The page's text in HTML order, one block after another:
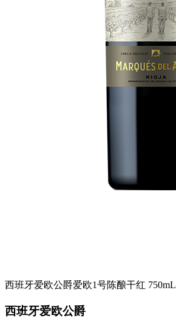
西班牙爱欧公爵爱欧1号陈酿干红 750mL
西班牙爱欧公爵